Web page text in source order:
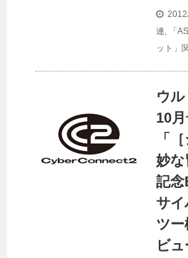
連, 「
ット」
ウ
10
「
妙な
記念
サイ
ツー
ビ